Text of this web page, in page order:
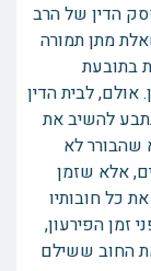
הדין של הרב
מתן תמורה
בתובעת
לבית הדין
להשיב את
לכך היא שהבורר לא
₪ איננו קיים, אלא שזמן
כל חובותיו
זמן הפירעון,
החוב ששילם